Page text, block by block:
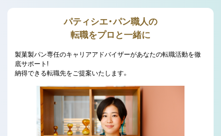
パティシエ・パン職人の
転職をプロと一緒に
製菓製パン専任のキャリアアドバイザーがあなたの転職活動を徹
底サポート!
納得できる転職先をご提案いたします。